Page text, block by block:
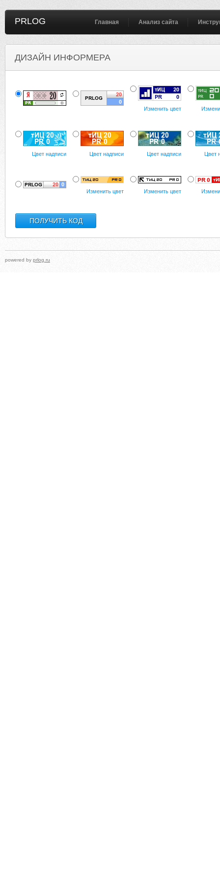
PRLOG Главная Анализ сайта
ДИЗАЙН ИНФОРМЕРА
Изменить цвет
Цвет надписи Цвет надписи Цвет надписи Цвет
Изменить цвет Изменить цвет
powered by prlog.ru